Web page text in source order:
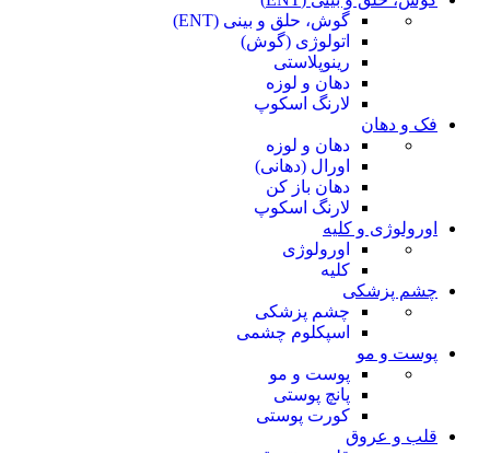
گوش، حلق و بینی (ENT)
اتولوژی (گوش)
رینوپلاستی
دهان و لوزه
لارنگ اسکوپ
فک و دهان
دهان و لوزه
اورال (دهانی)
دهان باز کن
لارنگ اسکوپ
اورولوژی و کلیه
اورولوژی
کلیه
چشم پزشکی
چشم پزشکی
اسپکلوم چشمی
پوست و مو
پوست و مو
پانچ پوستی
کورت پوستی
قلب و عروق